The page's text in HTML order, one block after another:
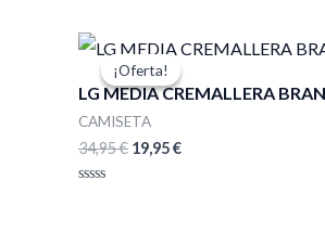
¡Oferta!
¡Oferta!
LG MEDIA CREMALLERA
CAMISETA
34,95€
El
precio
original
era:
34,95 €.
19,95€
El
precio
es: